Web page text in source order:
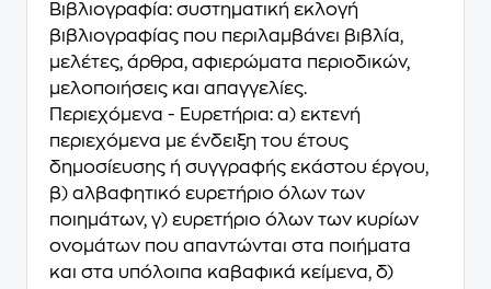
Βιβλιογραφία: συστηματική εκλογή
βιβλιογραφίας που περιλαμβάνει βιβλία,
μελέτες, άρθρα, αφιερώματα περιοδικών,
μελοποιήσεις και απαγγελίες.
Περιεχόμενα - Ευρετήρια: α) εκτενή
περιεχόμενα με ένδειξη του έτους
δημοσίευσης ή συγγραφής εκάστου έργου,
β) αλβαφητικό ευρετήριο όλων των
ποιημάτων, γ) ευρετήριο όλων των κυρίων
ονομάτων που απαντώνται στα ποιήματα
και στα υπόλοιπα καβαφικά κείμενα, δ)